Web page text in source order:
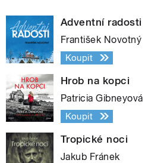
Adventní radosti
František Novotný
Koupit
Hrob na kopci
Patricia Gibneyová
Koupit
Tropické noci
Jakub Fránek